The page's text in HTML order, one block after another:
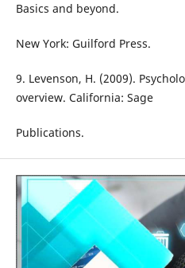
Basics and beyond.
New York: Guilford Press.
9. Levenson, H. (2009).
overview. California: Sage
Publications.